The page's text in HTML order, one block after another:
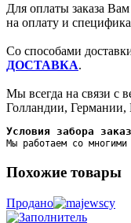
Для оплаты заказа
на оплату и
Со способами
ДОСТАВКА.
Мы всегда на связи с
Голландии, Германии,
Условия забора
Мы работаем со
Похожие товары
Продано